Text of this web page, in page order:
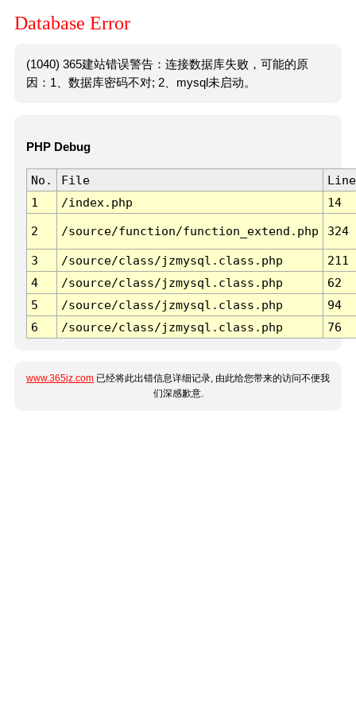
Database Error
(1040) 365建站错误警告：连接数据库失败，可能的原
因：1、数据库密码不对; 2、mysql未启动。
PHP Debug
No. File
Line
1
/index.php 14
2 /source/function/function_extend.php 324
3 /source/class/jzmysql.class.php
211
4
/source/class/jzmysql.class.php
62
5
/source/class/jzmysql.class.php
94
6
/source/class/jzmysql.class.php 76
www.365jz.com 已经将此出错信息详细记录, 由此给您带来的访问不便我
们深感歉意.